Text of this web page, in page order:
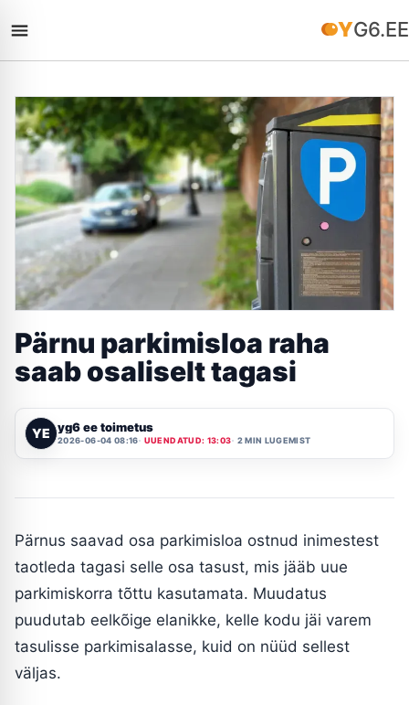
YG6.EE
Pärnu parkimisloa raha
saab osaliselt tagasi
YE yg6 ee toimetus
2026-06-04 08:16 UUENDATUD: 13:03 2 MIN LUGEMIST
Pärnus saavad osa parkimisloa ostnud inimestest
taotleda tagasi selle osa tasust, mis jääb uue
parkimiskorra tõttu kasutamata. Muudatus
puudutab eelkõige elanikke, kelle kodu jäi varem
tasulisse parkimisalasse, kuid on nüüd sellest
väljas.